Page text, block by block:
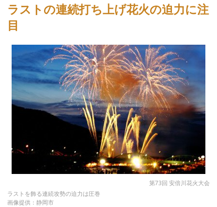
ラストの連続打ち上げ花火の迫力に注
目
第73回 安倍川花火大会
ラストを飾る連続攻勢の迫力は圧巻
画像提供：静岡市